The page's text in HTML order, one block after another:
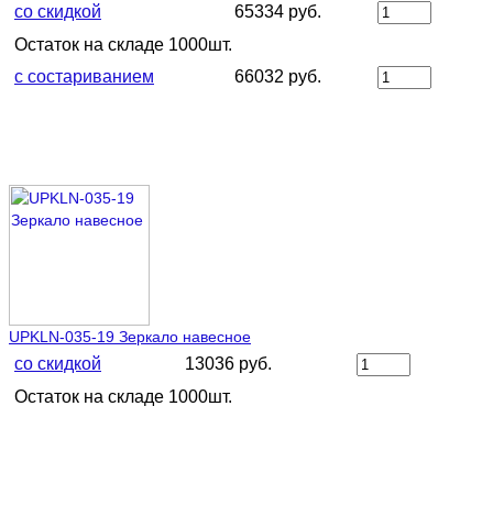
со скидкой
65334 руб.
Остаток на складе 1000шт.
с состариванием
66032 руб.
UPKLN-035-19 Зеркало навесное
со скидкой
13036 руб.
Остаток на складе 1000шт.